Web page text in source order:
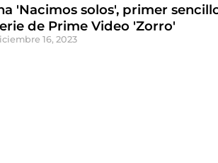
'Nacimos solos', primer
de Prime Video 'Zorro'
16, 2023